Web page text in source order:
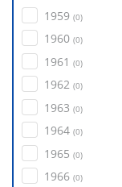
1959 (0)
1960 (0)
1961 (0)
1962 (0)
1963 (0)
1964 (0)
1965 (0)
1966 (0)